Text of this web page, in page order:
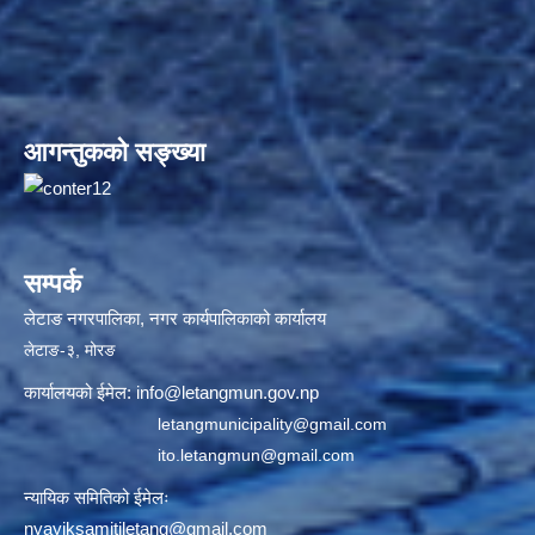
आगन्तुकको सङ्ख्या
सम्पर्क
लेटाङ नगरपालिका, नगर कार्यपालिकाको कार्यालय
लेटाङ-३, मोरङ
कार्यालयको ईमेल:info@letangmun.gov.np
letangmunicipality@gmail.com
ito.letangmun@gmail.com
न्यायिक समितिको ईमेलः
nyayiksamitiletang@gmail.com